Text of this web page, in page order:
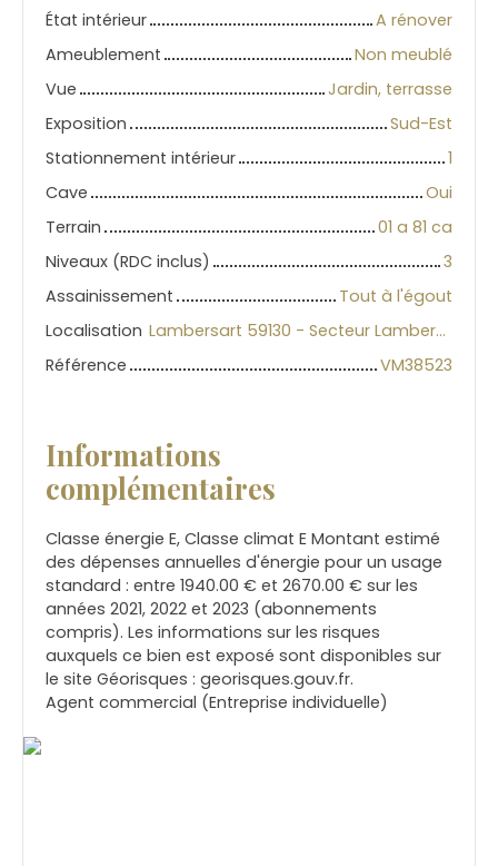
État intérieur
A rénover
Ameublement
Non meublé
Vue
Jardin, terrasse
Exposition
Sud-Est
Stationnement intérieur
1
Cave
Oui
Terrain
01 a 81 ca
Niveaux (RDC inclus)
3
Assainissement
Tout à l'égout
Localisation
Lambersart 59130 - Secteur Lambersart
Référence
VM38523
Informations
complémentaires
Classe énergie E, Classe climat E Montant estimé
des dépenses annuelles d'énergie pour un usage
standard : entre 1940.00 € et 2670.00 € sur les
années 2021, 2022 et 2023 (abonnements
compris). Les informations sur les risques
auxquels ce bien est exposé sont disponibles sur
le site Géorisques : georisques.gouv.fr.
Agent commercial (Entreprise individuelle)